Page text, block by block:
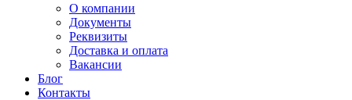
О компании
Документы
Реквизиты
Доставка и оплата
Вакансии
Блог
Контакты